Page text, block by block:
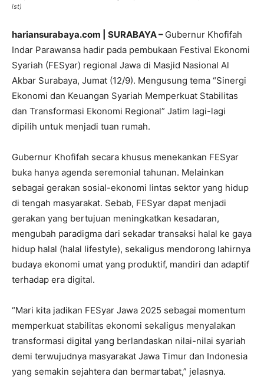
ist)
hariansurabaya.com | SURABAYA – Gubernur Khofifah
Indar Parawansa hadir pada pembukaan Festival Ekonomi
Syariah (FESyar) regional Jawa di Masjid Nasional Al
Akbar Surabaya, Jumat (12/9). Mengusung tema “Sinergi
Ekonomi dan Keuangan Syariah Memperkuat Stabilitas
dan Transformasi Ekonomi Regional” Jatim lagi-lagi
dipilih untuk menjadi tuan rumah.
Gubernur Khofifah secara khusus menekankan FESyar
buka hanya agenda seremonial tahunan. Melainkan
sebagai gerakan sosial-ekonomi lintas sektor yang hidup
di tengah masyarakat. Sebab, FESyar dapat menjadi
gerakan yang bertujuan meningkatkan kesadaran,
mengubah paradigma dari sekadar transaksi halal ke gaya
hidup halal (halal lifestyle), sekaligus mendorong lahirnya
budaya ekonomi umat yang produktif, mandiri dan adaptif
terhadap era digital.
“Mari kita jadikan FESyar Jawa 2025 sebagai momentum
memperkuat stabilitas ekonomi sekaligus menyalakan
transformasi digital yang berlandaskan nilai-nilai syariah
demi terwujudnya masyarakat Jawa Timur dan Indonesia
yang semakin sejahtera dan bermartabat,” jelasnya.